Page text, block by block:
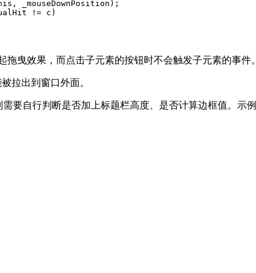
_mouseDownPosition);
!= c)
曳效果，而点击子元素的按钮时不会触发子元素的事件。
拉出到窗口外面。
要自行判断是否加上标题栏高度、是否计算边框值。示例